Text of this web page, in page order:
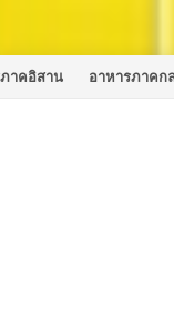
าคอิสาน อาหารภาคก